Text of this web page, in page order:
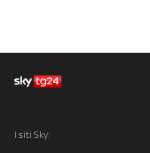
I siti Sky: